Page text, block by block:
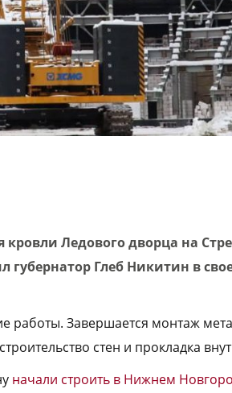
кровли Ледового дворца на
губернатор Глеб Никитин в
работы. Завершается монтаж
стен и прокладка
начали строить в Нижнем